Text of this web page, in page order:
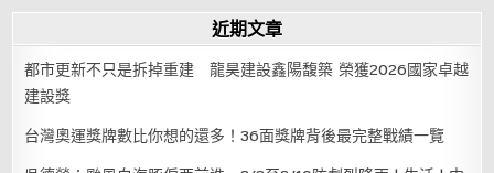
近期文章
都市更新不只是拆掉重建 龍昊建設鑫陽馥築 榮獲2026國家卓越
建設獎
台灣奧運獎牌數比你想的還多！36面獎牌背後最完整戰績一覽